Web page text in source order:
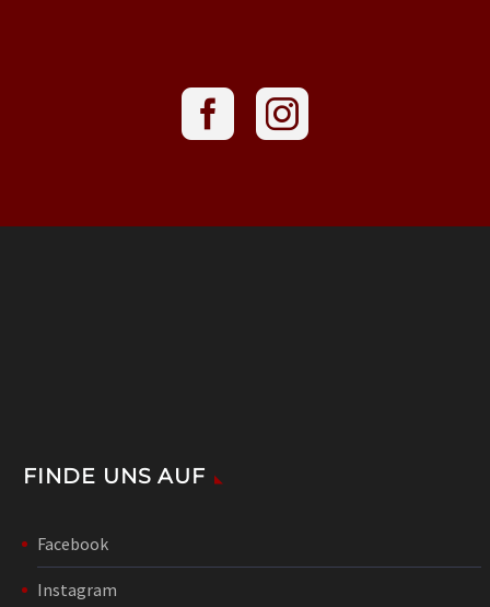
FINDE UNS AUF
Facebook
Instagram